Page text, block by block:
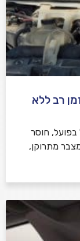
רב ללא
בפועל, חוסר
מתרוקן,